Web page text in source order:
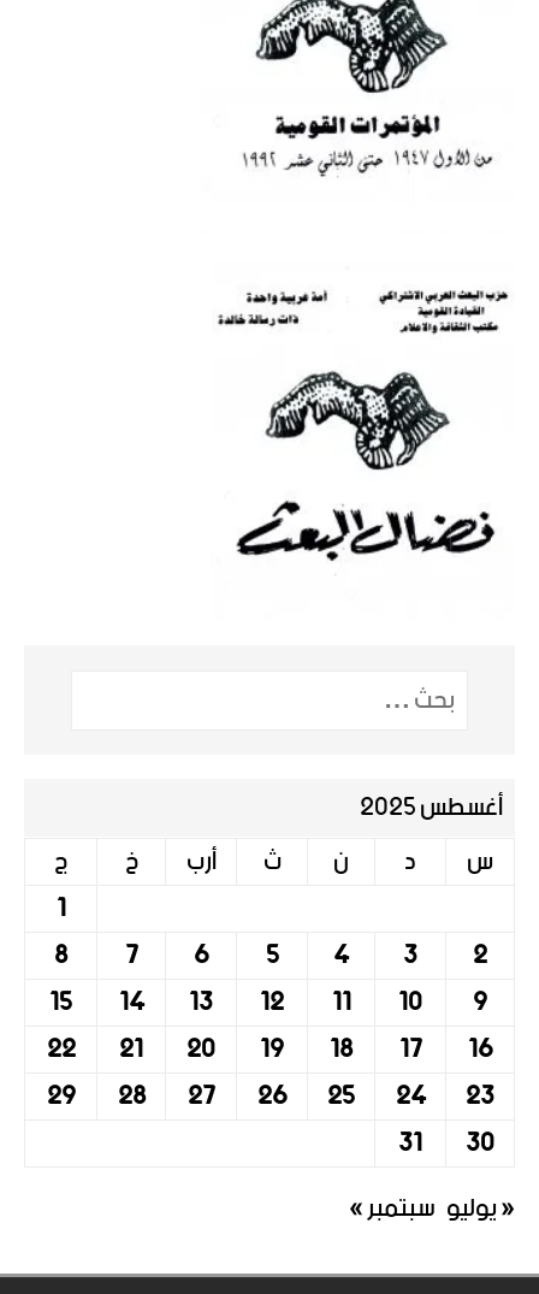
أغسطس 2025
س
د ن ث أرب خ ج
1
2
3
4
5
6
7
8
9
10
11
12
13
14
15
16
17
18
19
20
21
22
23
24
25
26
27
28
29
30
31
« يوليو سبتمبر »